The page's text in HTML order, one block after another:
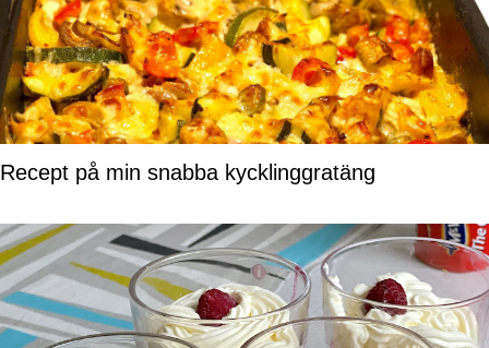
Recept på min snabba kycklinggratäng